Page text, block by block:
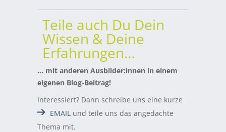
Teile auch Du Dein
Wissen & Deine
Erfahrungen…
… mit anderen Ausbilder:innen in einem
eigenen Blog-Beitrag!
Interessiert? Dann schreibe uns eine kurze
EMAIL und teile uns das angedachte
Thema mit.